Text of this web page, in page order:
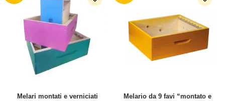
Melari montati e verniciati
Melario da 9 favi “montato e